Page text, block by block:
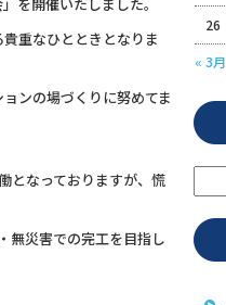
重なひとときとなりま
ンの場づくりに努めてま
となっておりますが、慌
無災害での完工を目指し
« 3月
26